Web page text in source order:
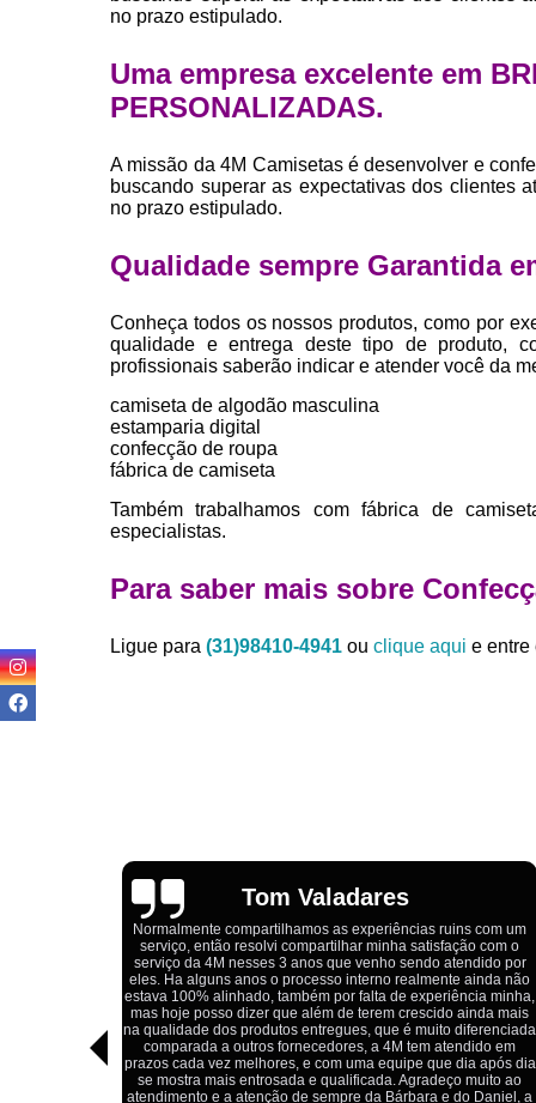
no prazo estipulado.
Uma empresa excelente em
PERSONALIZADAS.
A missão da 4M Camisetas é desenvolver e
buscando superar as expectativas dos clientes
no prazo estipulado.
Qualidade sempre Garantida
Conheça todos os nossos produtos, como por
qualidade e entrega deste tipo de produto,
profissionais saberão indicar e atender você da
camiseta de algodão masculina
estamparia digital
confecção de roupa
fábrica de camiseta
Também trabalhamos com fábrica de
especialistas.
Para saber mais sobre
Ligue para (31)98410-4941 ou clique aqui e entre
Igor Cordeiro
Estou extremamente satisfeito com o serviço da 4M Camisetas!
Eles forneceram uniformes para a minha pizzaria, e a
qualidade das camisetas é excelente. O tecido é confortável, a
impressão está impecável, e o preço foi justo, especialmente
considerando a alta qualidade do produto. Além disso, o
atendimento foi ágil e atencioso, desde o primeiro contato até a
entrega dos uniformes. Com certeza, recomendo a 4M
Camisetas para quem procura uniformes de qualidade e um
ótimo custo-benefício.